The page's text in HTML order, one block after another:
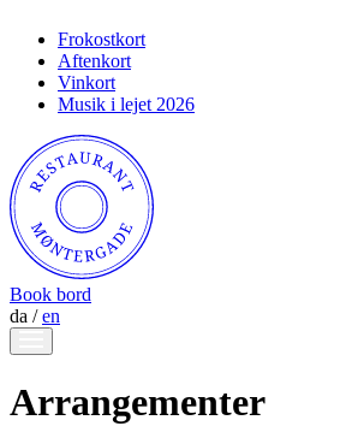
Frokostkort
Aftenkort
Vinkort
Musik i lejet 2026
Book bord
da / en
Arrangementer